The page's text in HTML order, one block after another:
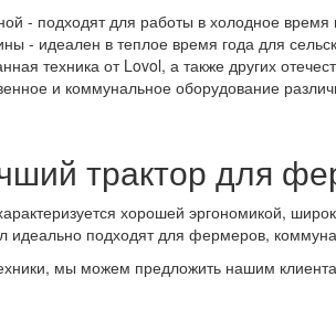
- подходят для работы в холодное
- идеален в теплое время года для
техника от Lovol, а также других
и коммунальное оборудование
трактор для
хорошей эргономикой,
идеально подходят для фермеров,
мы можем предложить нашим